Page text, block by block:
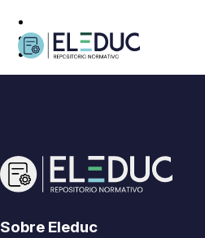
Sobre Eleduc